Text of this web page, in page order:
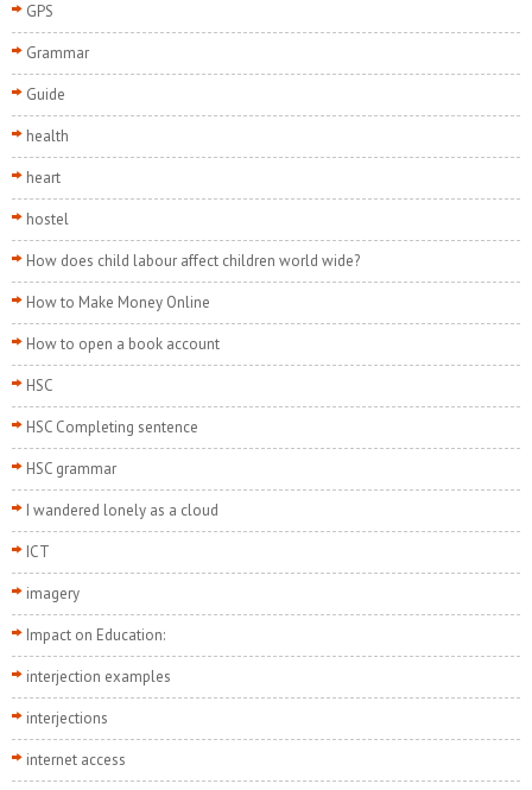
GPS
Grammar
Guide
health
heart
hostel
How does child labour affect children world wide?
How to Make Money Online
How to open a book account
HSC
HSC Completing sentence
HSC grammar
I wandered lonely as a cloud
ICT
imagery
Impact on Education:
interjection examples
interjections
internet access